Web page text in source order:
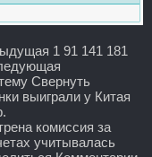
1 91 141 181
Свернуть
выиграли у Китая
комиссия за
учитывалась